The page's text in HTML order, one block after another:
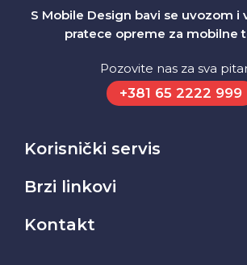
S Mobile Design bavi se uvozom i
pratece opreme za mobilne
Pozovite nas za sva
+381 65 2222 999
Korisnički servis
Brzi linkovi
Kontakt